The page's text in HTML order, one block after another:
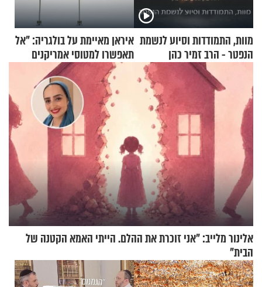
מוות, התמודדות וסיוע לנשמת
הנפטר - הרב זמיר כהן
איראן מאיימת על בולגריה: "אל
תאפשרו למטוסי אמריקנים
להמריא מהשטח שלכם"
אלינור מלייב: "אני זוכרת את ההלם. הייתי האמא הקטנה של
הבית"